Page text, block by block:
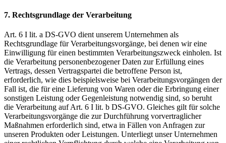
7. Rechtsgrundlage der Verarbeitung
Art. 6 I lit. a DS-GVO dient unserem Unternehmen als
Rechtsgrundlage für Verarbeitungsvorgänge, bei denen wir eine
Einwilligung für einen bestimmten Verarbeitungszweck einholen. Ist
die Verarbeitung personenbezogener Daten zur Erfüllung eines
Vertrags, dessen Vertragspartei die betroffene Person ist,
erforderlich, wie dies beispielsweise bei Verarbeitungsvorgängen der
Fall ist, die für eine Lieferung von Waren oder die Erbringung einer
sonstigen Leistung oder Gegenleistung notwendig sind, so beruht
die Verarbeitung auf Art. 6 I lit. b DS-GVO. Gleiches gilt für solche
Verarbeitungsvorgänge die zur Durchführung vorvertraglicher
Maßnahmen erforderlich sind, etwa in Fällen von Anfragen zur
unseren Produkten oder Leistungen. Unterliegt unser Unternehmen